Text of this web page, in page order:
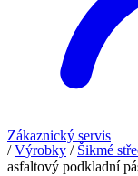
Zákaznický servis
/ Výrobky / Šikmé
asfaltový podkladní